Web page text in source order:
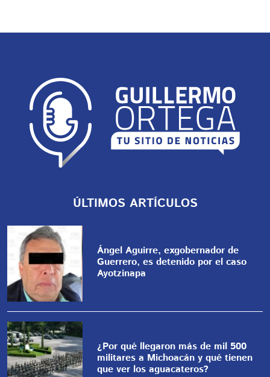
ÚLTIMOS ARTÍCULOS
Ángel Aguirre, exgobernador de
Guerrero, es detenido por el caso
Ayotzinapa
¿Por qué llegaron más de mil 500
militares a Michoacán y qué tienen
que ver los aguacateros?